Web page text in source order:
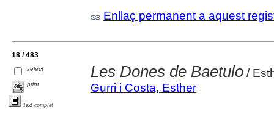
Enllaç permanent a aquest
18 / 483
select
print
Text complet
Les Dones de Baetulo/
Gurri i Costa, Esther